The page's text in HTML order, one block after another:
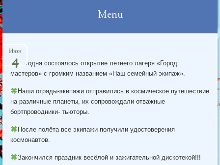
Menu
to
content
Июн
4Сегодня состоялось открытие летнего лагеря «Город
мастеров» с громким названием «Наш семейный экипаж».
Наши отряды-экипажи отправились в космическое путешествие
на различные планеты, их сопровождали отважные
бортпроводники- тьюторы.
После полёта все экипажи получили удостоверения
космонавтов.
Закончился праздник весёлой и зажигательной дискотекой!!!